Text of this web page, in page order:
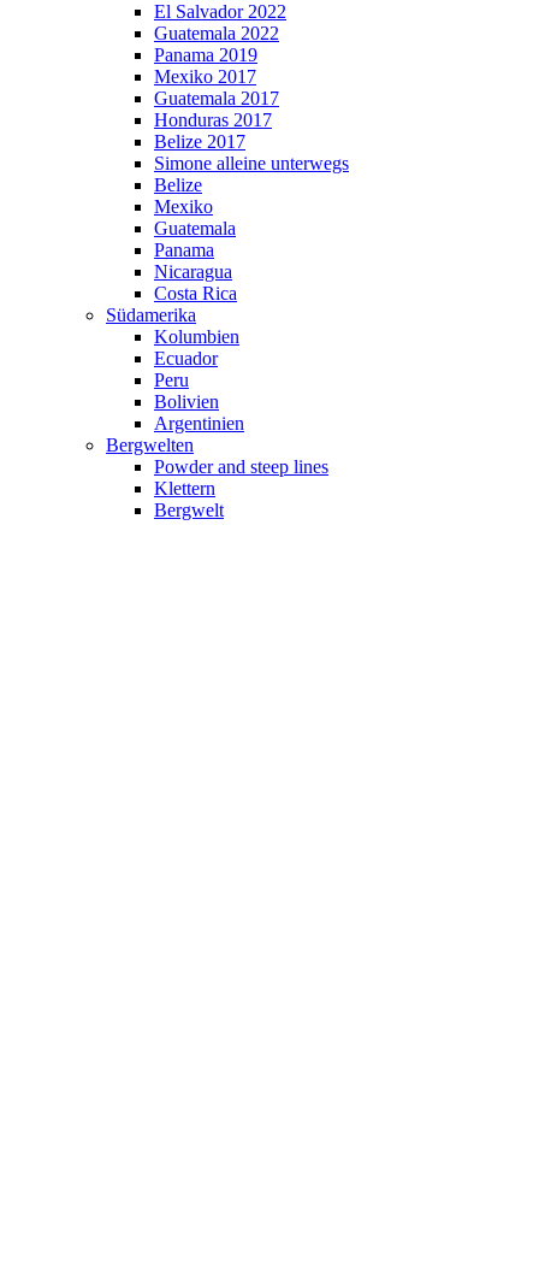
El Salvador 2022
Guatemala 2022
Panama 2019
Mexiko 2017
Guatemala 2017
Honduras 2017
Belize 2017
Simone alleine unterwegs
Belize
Mexiko
Guatemala
Panama
Nicaragua
Costa Rica
Südamerika
Kolumbien
Ecuador
Peru
Bolivien
Argentinien
Bergwelten
Powder and steep lines
Klettern
Bergwelt